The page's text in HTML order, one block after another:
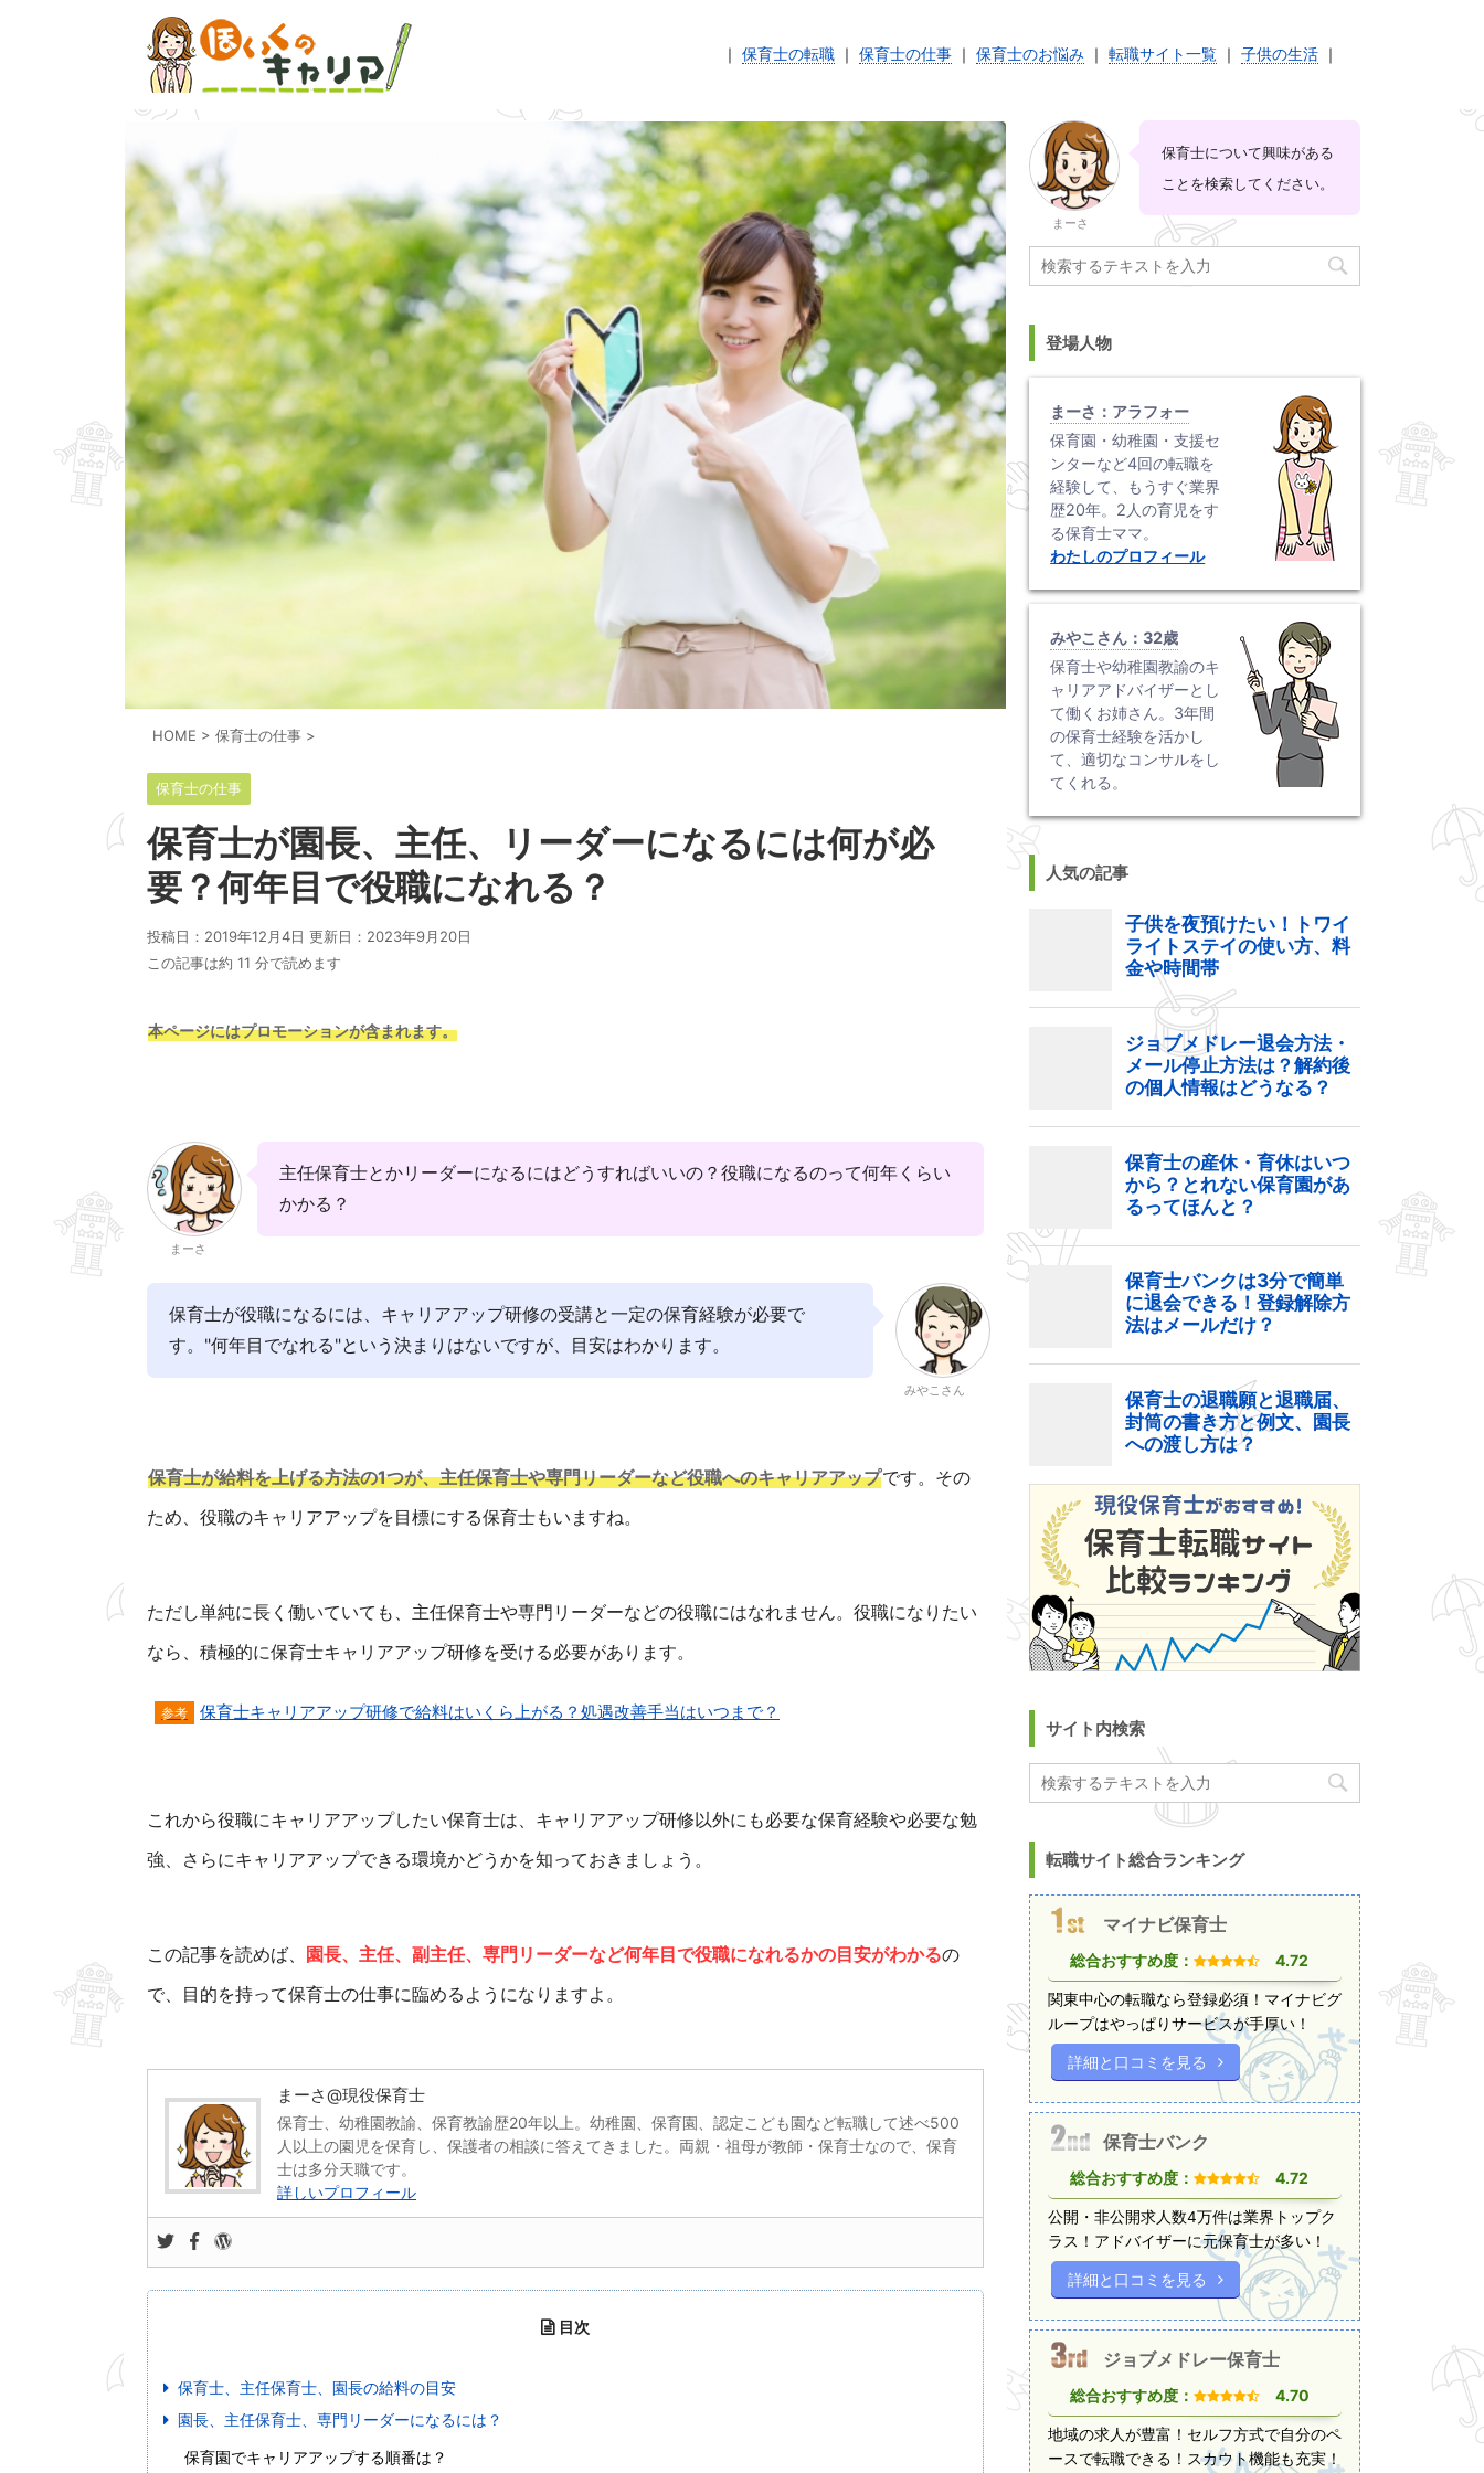
｜ 保育士の転職 ｜ 保育士の仕事 ｜ 保育士のお悩み ｜ 転職サイト一覧 ｜ 子供の生活 ｜
HOME > 保育士の仕事 >
保育士の仕事
保育士が園長、主任、リーダーになるには何が必
要？何年目で役職になれる？
投稿日：2019年12月4日 更新日： 2023年9月20日
この記事は約 11 分で読めます
本ページにはプロモーションが含まれます。
まーさ
主任保育士とかリーダーになるにはどうすればいいの？役職になるのって何年くらい
かかる？
保育士が役職になるには、キャリアアップ研修の受講と一定の保育経験が必要で
す。"何年目でなれる"という決まりはないですが、目安はわかります。
みやこさん
保育士が給料を上げる方法の1つが、主任保育士や専門リーダーなど役職へのキャリアアップです。その
ため、役職のキャリアアップを目標にする保育士もいますね。
ただし単純に長く働いていても、主任保育士や専門リーダーなどの役職にはなれません。役職になりたい
なら、積極的に保育士キャリアアップ研修を受ける必要があります。
保育士キャリアアップ研修で給料はいくら上がる？処遇改善手当はいつまで？
これから役職にキャリアアップしたい保育士は、キャリアアップ研修以外にも必要な保育経験や必要な勉
強、さらにキャリアアップできる環境かどうかを知っておきましょう。
この記事を読めば、 園長、主任、副主任、専門リーダーなど何年目で役職になれるかの目安がわかるの
で、目的を持って保育士の仕事に臨めるようになりますよ。
まーさ@現役保育士
保育士、幼稚園教諭、保育教諭歴20年以上。幼稚園、保育園、認定こども園など転職して述べ500
人以上の園児を保育し、保護者の相談に答えてきました。両親・祖母が教師・保育士なので、保育
士は多分天職です。
詳しいプロフィール
目次
保育士、主任保育士、園長の給料の目安
園長、主任保育士、専門リーダーになるには？
保育園でキャリアアップする順番は？
まーさ
保育士について興味がある
ことを検索してください。
登場人物
まーさ：アラフォー
保育園・幼稚園・支援セ
ンターなど4回の転職を
経験して、もうすぐ業界
歴20年。2人の育児をす
る保育士ママ。
わたしのプロフィール
みやこさん：32歳
保育士や幼稚園教諭のキ
ャリアアドバイザーとし
て働くお姉さん。3年間
の保育士経験を活かし
て、適切なコンサルをし
てくれる。
人気の記事
サイト内検索
転職サイト総合ランキング
マイナビ保育士
総合おすすめ度： 4.72
関東中心の転職なら登録必須！マイナビグ
ループはやっぱりサービスが手厚い！
詳細と口コミを見る
保育士バンク
総合おすすめ度： 4.72
公開・非公開求人数4万件は業界トップク
ラス！アドバイザーに元保育士が多い！
詳細と口コミを見る
ジョブメドレー保育士
総合おすすめ度： 4.70
地域の求人が豊富！セルフ方式で自分のペ
ースで転職できる！スカウト機能も充実！